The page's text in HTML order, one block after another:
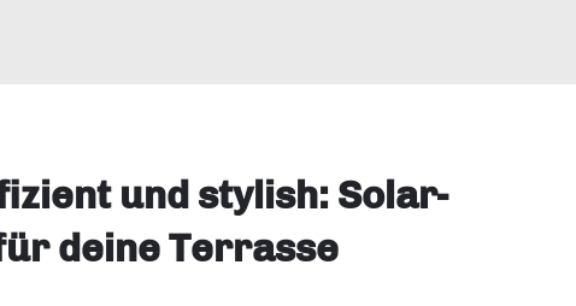
und stylish: Solar-
deine Terrasse